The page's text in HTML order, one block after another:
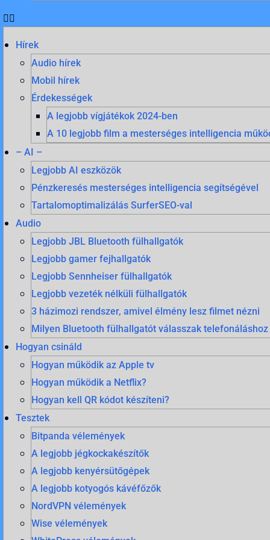
Hírek
Audio hírek
Mobil hírek
Érdekességek
A legjobb vígjátékok 2024-ben
A 10 legjobb film a mesterséges intelligencia
– AI –
Legjobb AI eszközök
Pénzkeresés mesterséges intelligencia segítségével
Tartalomoptimalizálás SurferSEO-val
Audio
Legjobb JBL Bluetooth fülhallgatók
Legjobb gamer fejhallgatók
Legjobb Sennheiser fülhallgatók
Legjobb vezeték nélküli fülhallgatók
3 házimozi rendszer, amivel élmény lesz filmet nézni
Milyen Bluetooth fülhallgatót válasszak telefonáláshoz
Hogyan csináld
Hogyan működik az Apple tv
Hogyan működik a Netflix?
Hogyan kell QR kódot készíteni?
Tesztek
Bitpanda vélemények
A legjobb jégkockakészítők
A legjobb kenyérsütőgépek
A legjobb kotyogós kávéfőzők
NordVPN vélemények
Wise vélemények